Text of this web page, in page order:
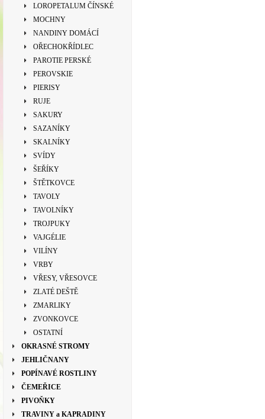
LOROPETALUM ČÍNSKÉ
MOCHNY
NANDINY DOMÁCÍ
OŘECHOKŘÍDLEC
PAROTIE PERSKÉ
PEROVSKIE
PIERISY
RUJE
SAKURY
SAZANÍKY
SKALNÍKY
SVÍDY
ŠEŘÍKY
ŠTĚTKOVCE
TAVOLY
TAVOLNÍKY
TROJPUKY
VAJGÉLIE
VILÍNY
VRBY
VŘESY, VŘESOVCE
ZLATÉ DEŠTĚ
ZMARLIKY
ZVONKOVCE
OSTATNÍ
OKRASNÉ STROMY
JEHLIČNANY
POPÍNAVÉ ROSTLINY
ČEMEŘICE
PIVOŇKY
TRAVINY a KAPRADINY